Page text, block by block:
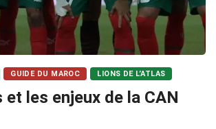
GUIDE DU MAROC LIONS DE L’ATLAS
les enjeux de la CAN